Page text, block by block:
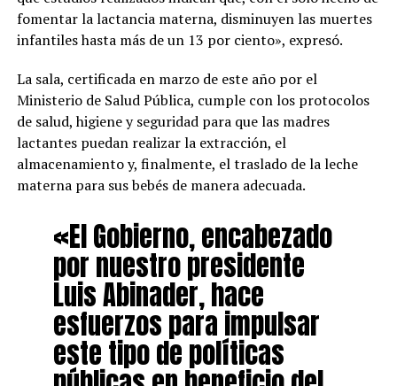
fomentar la lactancia materna, disminuyen las muertes
infantiles hasta más de un 13 por ciento», expresó.
La sala, certificada en marzo de este año por el
Ministerio de Salud Pública, cumple con los protocolos
de salud, higiene y seguridad para que las madres
lactantes puedan realizar la extracción, el
almacenamiento y, finalmente, el traslado de la leche
materna para sus bebés de manera adecuada.
«El Gobierno, encabezado
por nuestro presidente
Luis Abinader, hace
esfuerzos para impulsar
este tipo de políticas